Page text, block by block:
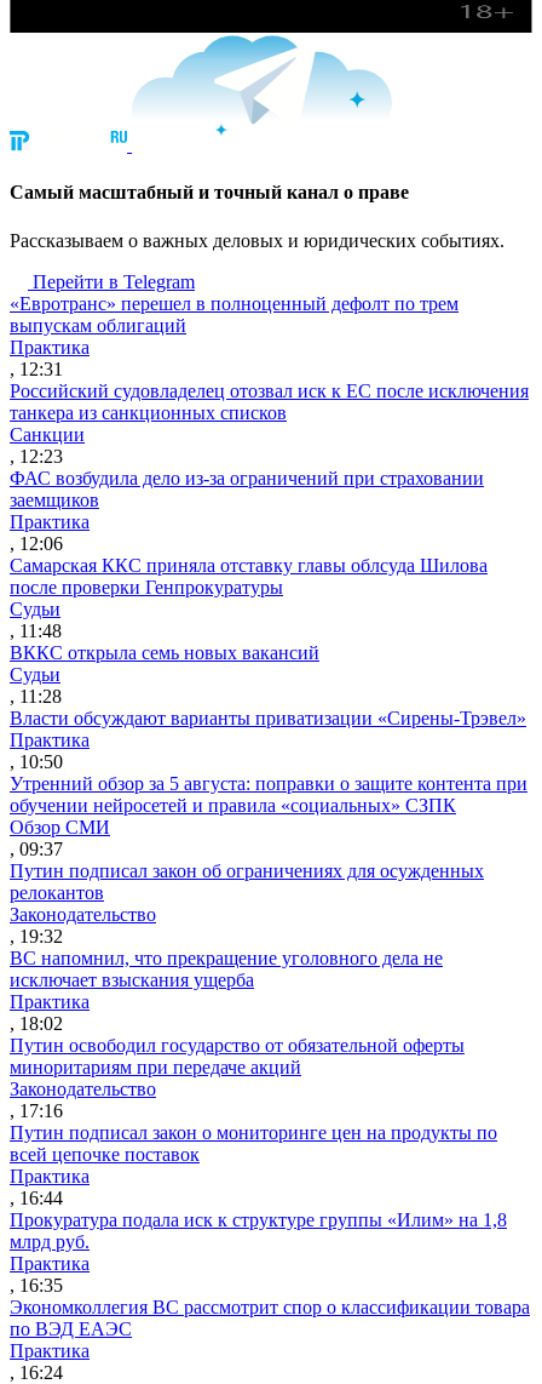
Cамый масштабный и точный канал о праве
Рассказываем о важных деловых и юридических событиях.
Перейти в Telegram
«Евротранс» перешел в полноценный дефолт по трем
выпускам облигаций
Практика
, 12:31
Российский судовладелец отозвал иск к ЕС после исключения
танкера из санкционных списков
Санкции
, 12:23
ФАС возбудила дело из-за ограничений при страховании
заемщиков
Практика
, 12:06
Самарская ККС приняла отставку главы облсуда Шилова
после проверки Генпрокуратуры
Судьи
, 11:48
ВККС открыла семь новых вакансий
Судьи
, 11:28
Власти обсуждают варианты приватизации «Сирены-Трэвел»
Практика
, 10:50
Утренний обзор за 5 августа: поправки о защите контента при
обучении нейросетей и правила «социальных» СЗПК
Обзор СМИ
, 09:37
Путин подписал закон об ограничениях для осужденных
релокантов
Законодательство
, 19:32
ВС напомнил, что прекращение уголовного дела не
исключает взыскания ущерба
Практика
, 18:02
Путин освободил государство от обязательной оферты
миноритариям при передаче акций
Законодательство
, 17:16
Путин подписал закон о мониторинге цен на продукты по
всей цепочке поставок
Практика
, 16:44
Прокуратура подала иск к структуре группы «Илим» на 1,8
млрд руб.
Практика
, 16:35
Экономколлегия ВС рассмотрит спор о классификации товара
по ВЭД ЕАЭС
Практика
, 16:24